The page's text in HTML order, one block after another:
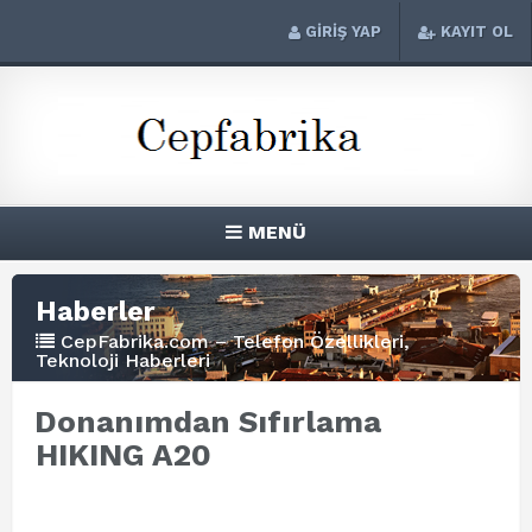
GİRİŞ YAP KAYIT OL
MENÜ
Haberler
CepFabrika.com – Telefon Özellikleri,
Teknoloji Haberleri
Donanımdan Sıfırlama
HIKING A20